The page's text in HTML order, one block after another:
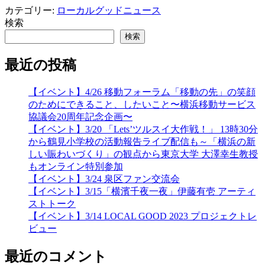
カテゴリー: ローカルグッドニュース
検索
検索
最近の投稿
【イベント】4/26 移動フォーラム「移動の先」の笑顔
のためにできること、したいこと〜横浜移動サービス
協議会20周年記念企画〜
【イベント】3/20 「Lets’ツルスイ大作戦！」 13時30分
から鶴見小学校の活動報告ライブ配信も～「横浜の新
しい賑わいづくり」の観点から東京大学 大澤幸生教授
もオンライン特別参加
【イベント】3/24 泉区ファン交流会
【イベント】3/15「横濱千夜一夜」伊藤有壱 アーティ
ストトーク
【イベント】3/14 LOCAL GOOD 2023 プロジェクトレ
ビュー
最近のコメント